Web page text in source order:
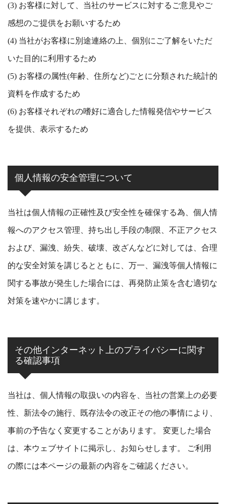
(3) お客様に対して、当社のサービスに対するご意見やご
感想のご提供をお願いするため
(4) 当社がお客様に別途連絡の上、個別にご了解をいただ
いた目的に利用するため
(5) お客様の属性(年齢、住所など)ごとに分類された統計的
資料を作成するため
(6) お客様それぞれの嗜好に適合した情報発信やサービス
を提供、表示するため
個人情報の安全管理について
当社は個人情報の正確性及び安全性を確保する為、個人情
報へのアクセス管理、持ち出し手段の制限、不正アクセス
および、漏洩、紛失、破壊、改ざんなどに対しては、合理
的な安全対策を講じるとともに、万一、漏洩等個人情報に
関する事故が発生した場合には、再発防止策を含む適切な
対策を速やかに講じます。
その他インターネット上のプライバシーに関す
る確認事項
当社は、個人情報の取扱いの内容を、当社の営業上の必要
性、新法令の施行、既存法令の改正その他の事情により、
事前の予告なく変更することがあります。 変更した場合
は、本ウェブサイトに掲示し、お知らせします。 ご利用
の際には本ページの最新の内容をご確認ください。